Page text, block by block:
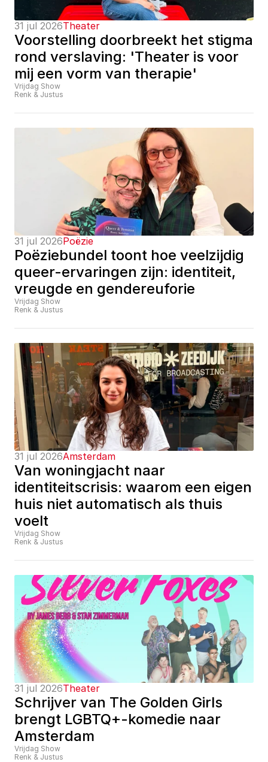
31 jul 2026Theater
Voorstelling doorbreekt het stigma
rond verslaving: 'Theater is voor
mij een vorm van therapie'
Vrijdag Show
Renk & Justus
31 jul 2026Poëzie
Poëziebundel toont hoe veelzijdig
queer-ervaringen zijn: identiteit,
vreugde en gendereuforie
Vrijdag Show
Renk & Justus
31 jul 2026Amsterdam
Van woningjacht naar
identiteitscrisis: waarom een eigen
huis niet automatisch als thuis
voelt
Vrijdag Show
Renk & Justus
31 jul 2026Theater
Schrijver van The Golden Girls
brengt LGBTQ+-komedie naar
Amsterdam
Vrijdag Show
Renk & Justus